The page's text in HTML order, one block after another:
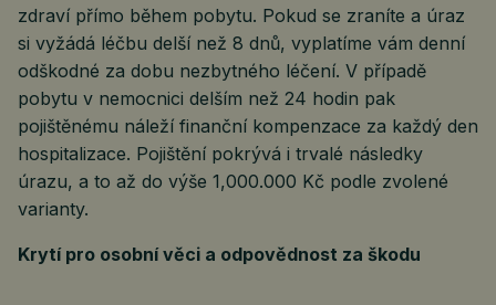
zdraví přímo během pobytu. Pokud se zraníte a úraz
si vyžádá léčbu delší než 8 dnů, vyplatíme vám denní
odškodné za dobu nezbytného léčení. V případě
pobytu v nemocnici delším než 24 hodin pak
pojištěnému náleží finanční kompenzace za každý den
hospitalizace. Pojištění pokrývá i trvalé následky
úrazu, a to až do výše 1,000.000 Kč podle zvolené
varianty.
Krytí pro osobní věci a odpovědnost za škodu